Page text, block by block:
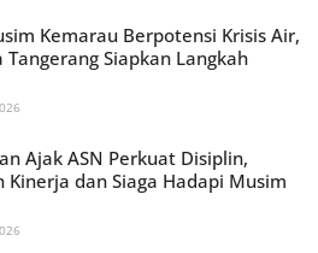
Kemarau Berpotensi Krisis Air,
Tangerang Siapkan Langkah
Ajak ASN Perkuat Disiplin,
Kinerja dan Siaga Hadapi Musim